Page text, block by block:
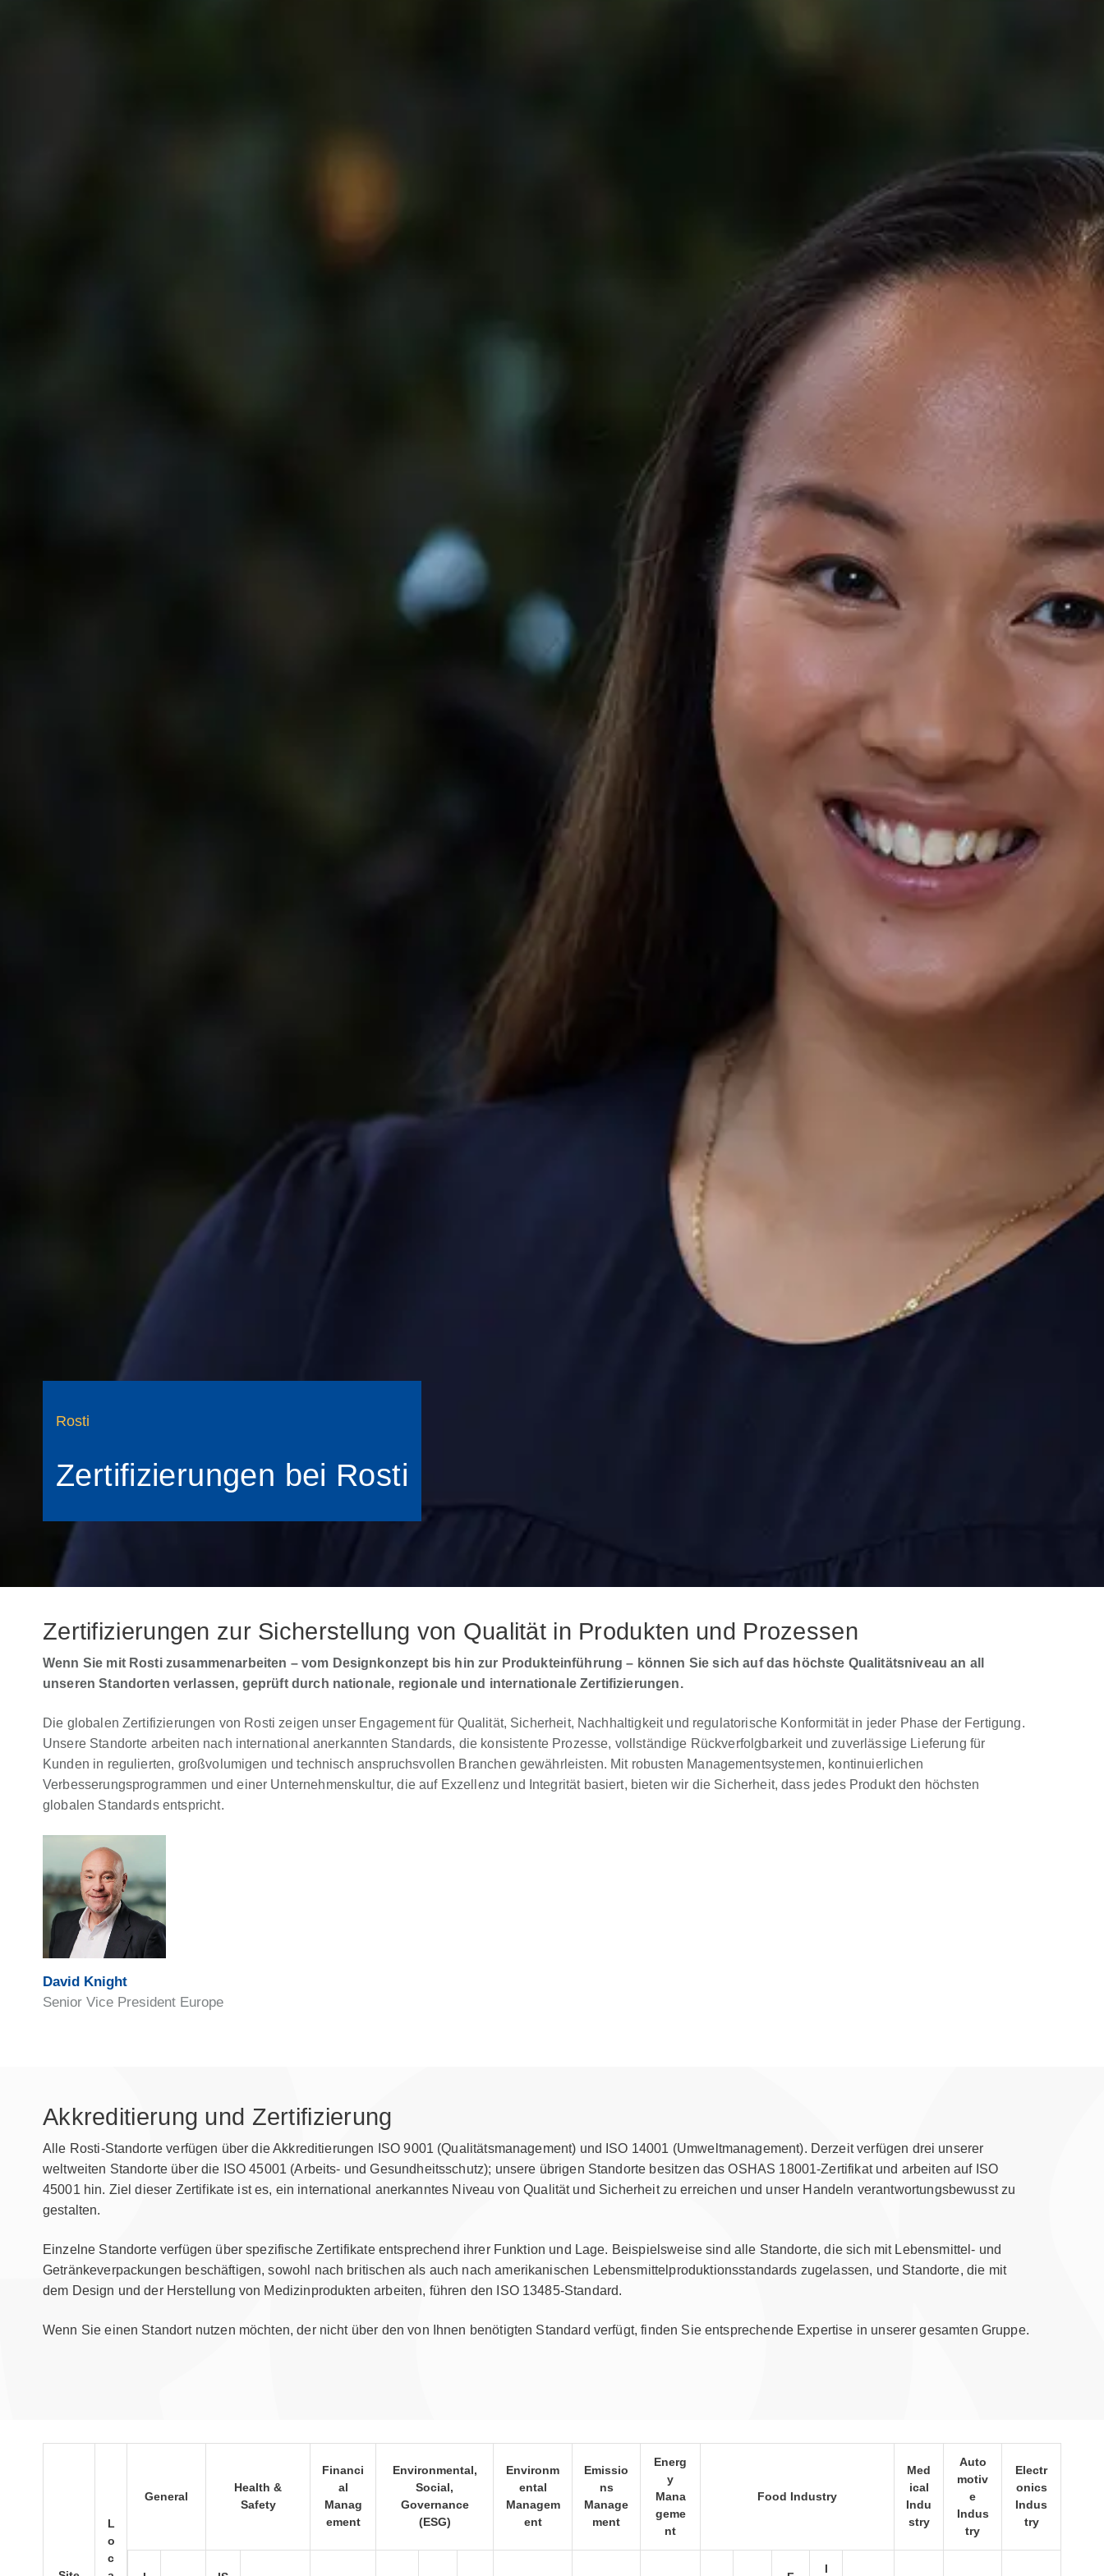
Rosti
Zertifizierungen bei Rosti
Zertifizierungen zur Sicherstellung von Qualität in Produkten und Prozessen
Wenn Sie mit Rosti zusammenarbeiten – vom Designkonzept bis hin zur Produkteinführung – können Sie sich auf das höchste Qualitätsniveau an all
unseren Standorten verlassen, geprüft durch nationale, regionale und internationale Zertifizierungen.
Die globalen Zertifizierungen von Rosti zeigen unser Engagement für Qualität, Sicherheit, Nachhaltigkeit und regulatorische Konformität in jeder Phase der Fertigung.
Unsere Standorte arbeiten nach international anerkannten Standards, die konsistente Prozesse, vollständige Rückverfolgbarkeit und zuverlässige Lieferung für
Kunden in regulierten, großvolumigen und technisch anspruchsvollen Branchen gewährleisten. Mit robusten Managementsystemen, kontinuierlichen
Verbesserungsprogrammen und einer Unternehmenskultur, die auf Exzellenz und Integrität basiert, bieten wir die Sicherheit, dass jedes Produkt den höchsten
globalen Standards entspricht.
David Knight
Senior Vice President Europe
Akkreditierung und Zertifizierung
Alle Rosti-Standorte verfügen über die Akkreditierungen ISO 9001 (Qualitätsmanagement) und ISO 14001 (Umweltmanagement). Derzeit verfügen drei unserer
weltweiten Standorte über die ISO 45001 (Arbeits- und Gesundheitsschutz); unsere übrigen Standorte besitzen das OSHAS 18001-Zertifikat und arbeiten auf ISO
45001 hin. Ziel dieser Zertifikate ist es, ein international anerkanntes Niveau von Qualität und Sicherheit zu erreichen und unser Handeln verantwortungsbewusst zu
gestalten.
Einzelne Standorte verfügen über spezifische Zertifikate entsprechend ihrer Funktion und Lage. Beispielsweise sind alle Standorte, die sich mit Lebensmittel- und
Getränkeverpackungen beschäftigen, sowohl nach britischen als auch nach amerikanischen Lebensmittelproduktionsstandards zugelassen, und Standorte, die mit
dem Design und der Herstellung von Medizinprodukten arbeiten, führen den ISO 13485-Standard.
Wenn Sie einen Standort nutzen möchten, der nicht über den von Ihnen benötigten Standard verfügt, finden Sie entsprechende Expertise in unserer gesamten Gruppe.
L
o
c
General
Health &
Safety
Financi
al
Manag
ement
Environmental,
Social,
Governance
(ESG)
Environm
ental
Managem
ent
Emissio
ns
Manage
ment
Energ
y
Mana
geme
nt
Food Industry
Med
ical
Indu
stry
Auto
motiv
e
Indus
try
Electr
onics
Indus
try
I